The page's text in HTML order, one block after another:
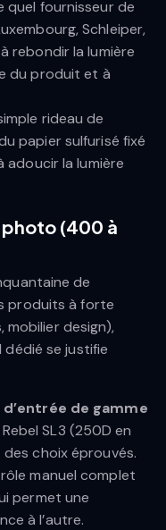
quel fournisseur de
Schleiper,
rebondir la lumière
du produit et à
rideau de
papier sulfurisé fixé
adoucir la lumière
(400 à
de
produits à forte
mobilier design),
dédié se justifie
de gamme
SL3 (250D en
choix éprouvés.
manuel complet
permet une
à l’autre.